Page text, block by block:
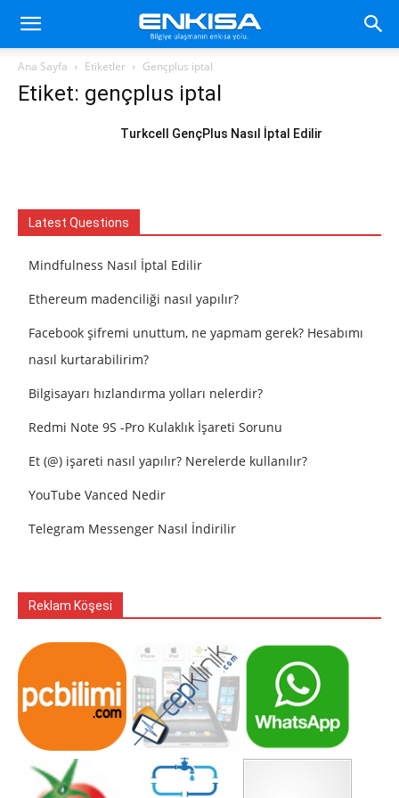
Ana Sayfa Etiketler Gençplus iptal
Etiket: gençplus iptal
Turkcell GençPlus Nasıl İptal Edilir
Latest Questions
Mindfulness Nasıl İptal Edilir
Ethereum madenciliği nasıl yapılır?
Facebook şifremi unuttum, ne yapmam gerek? Hesabımı
nasıl kurtarabilirim?
Bilgisayarı hızlandırma yolları nelerdir?
Redmi Note 9S -Pro Kulaklık İşareti Sorunu
Et (@) işareti nasıl yapılır? Nerelerde kullanılır?
YouTube Vanced Nedir
Telegram Messenger Nasıl İndirilir
Reklam Köşesi